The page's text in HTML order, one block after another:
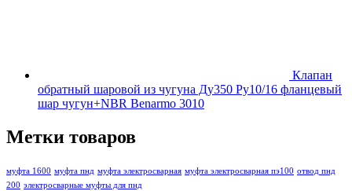
Клапан
обратный шаровой из чугуна Ду350 Ру10/16 фланцевый
шар чугун+NBR Benarmo 3010
Метки товаров
муфта 1600 муфта пнд муфта электросварная муфта электросварная пэ100 отвод пнд
200 электросварные муфты для пнд